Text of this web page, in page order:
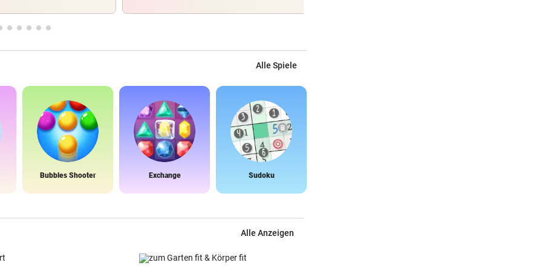
nach Österreich?
„Im Ausland rollen sie uns den
roten Teppich aus“
LIVE IN DER METASTADT gestern, 22:31
Wincent Weiss: Fanliebe und ein
falscher Freitag
Alle Spiele
Bubbles Shooter Exchange Sudoku
Alle Anzeigen